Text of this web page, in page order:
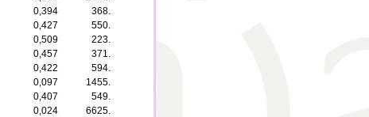
0,394
368.
0,427
550.
0,509
223.
0,457
371.
0,422
594.
0,097
1455.
0,407
549.
0,024
6625.